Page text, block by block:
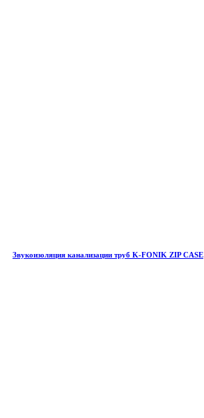
Звукоизоляция канализации труб K-FONIK ZIP CASE